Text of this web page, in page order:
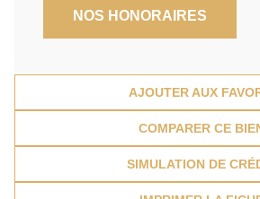
NOS HONORAIRES
AJOUTER AUX
COMPARER CE
SIMULATION DE